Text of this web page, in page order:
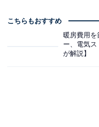
こちらもおすすめ
暖房費用を
ー、電気
が解説】